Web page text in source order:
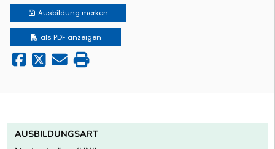
Ausbildung merken
als PDF anzeigen
AUSBILDUNGSART